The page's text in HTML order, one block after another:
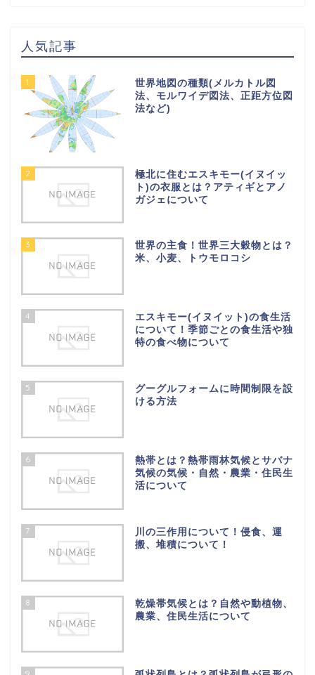
人気記事
1
世界地図の種類(メルカトル図
法、モルワイデ図法、正距方位図
法など)
2
極北に住むエスキモー(イヌイッ
ト)の衣服とは？アティギとアノ
ガジェについて
3
世界の主食！世界三大穀物とは？
米、小麦、トウモロコシ
4
エスキモー(イヌイット)の食生活
について！季節ごとの食生活や独
特の食べ物について
5
グーグルフォームに時間制限を設
ける方法
6
熱帯とは？熱帯雨林気候とサバナ
気候の気候・自然・農業・住民生
活について
7
川の三作用について！侵食、運
搬、堆積について！
8
乾燥帯気候とは？自然や動植物、
農業、住民生活について